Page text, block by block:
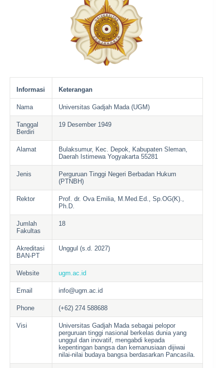
Informasi Keterangan
Nama Universitas Gadjah Mada (UGM)
Tanggal
Berdiri
19 Desember 1949
Alamat
Bulaksumur, Kec. Depok, Kabupaten Sleman,
Daerah Istimewa Yogyakarta 55281
Jenis
Perguruan Tinggi Negeri Berbadan Hukum
(PTNBH)
Rektor
Prof. dr. Ova Emilia, M.Med.Ed., Sp.OG(K).,
Ph.D.
Jumlah
Fakultas
18
Akreditasi
BAN-PT
Unggul (s.d. 2027)
Website ugm.ac.id
Email info@ugm.ac.id
Phone (+62) 274 588688
Visi
Universitas Gadjah Mada sebagai pelopor
perguruan tinggi nasional berkelas dunia yang
unggul dan inovatif, mengabdi kepada
kepentingan bangsa dan kemanusiaan dijiwai
nilai-nilai budaya bangsa berdasarkan Pancasila.